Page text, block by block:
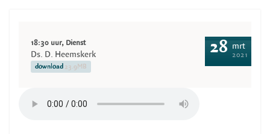
18:30 uur, Dienst
Ds. D. Heemskerk
download 23.9MB
28 mrt
2021